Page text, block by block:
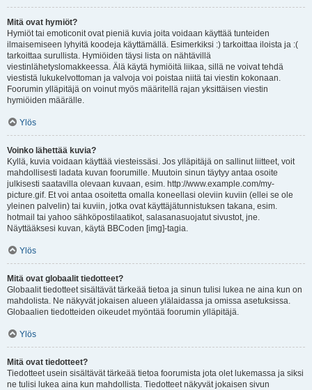
Mitä ovat hymiöt?
Hymiöt tai emoticonit ovat pieniä kuvia joita voidaan käyttää tunteiden
ilmaisemiseen lyhyitä koodeja käyttämällä. Esimerkiksi :) tarkoittaa iloista ja :(
tarkoittaa surullista. Hymiöiden täysi lista on nähtävillä
viestinlähetyslomakkeessa. Älä käytä hymiöitä liikaa, sillä ne voivat tehdä
viestistä lukukelvottoman ja valvoja voi poistaa niitä tai viestin kokonaan.
Foorumin ylläpitäjä on voinut myös määritellä rajan yksittäisen viestin
hymiöiden määrälle.
Ylös
Voinko lähettää kuvia?
Kyllä, kuvia voidaan käyttää viesteissäsi. Jos ylläpitäjä on sallinut liitteet, voit
mahdollisesti ladata kuvan foorumille. Muutoin sinun täytyy antaa osoite
julkisesti saatavilla olevaan kuvaan, esim. http://www.example.com/my-
picture.gif. Et voi antaa osoitetta omalla koneellasi oleviin kuviin (ellei se ole
yleinen palvelin) tai kuviin, jotka ovat käyttäjätunnistuksen takana, esim.
hotmail tai yahoo sähköpostilaatikot, salasanasuojatut sivustot, jne.
Näyttääksesi kuvan, käytä BBCoden [img]-tagia.
Ylös
Mitä ovat globaalit tiedotteet?
Globaalit tiedotteet sisältävät tärkeää tietoa ja sinun tulisi lukea ne aina kun on
mahdolista. Ne näkyvät jokaisen alueen ylälaidassa ja omissa asetuksissa.
Globaalien tiedotteiden oikeudet myöntää foorumin ylläpitäjä.
Ylös
Mitä ovat tiedotteet?
Tiedotteet usein sisältävät tärkeää tietoa foorumista jota olet lukemassa ja siksi
ne tulisi lukea aina kun mahdollista. Tiedotteet näkyvät jokaisen sivun